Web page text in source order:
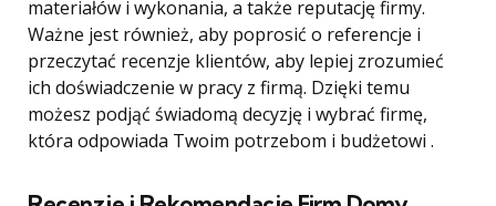
materiałów i wykonania, a także reputację firmy.
Ważne jest również, aby poprosić o referencje i
przeczytać recenzje klientów, aby lepiej zrozumieć
ich doświadczenie w pracy z firmą. Dzięki temu
możesz podjąć świadomą decyzję i wybrać firmę,
która odpowiada Twoim potrzebom i budżetowi .